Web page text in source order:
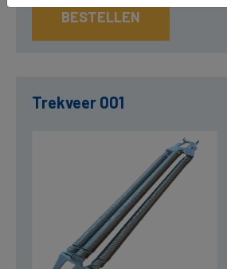
BESTELLEN
Trekveer 001